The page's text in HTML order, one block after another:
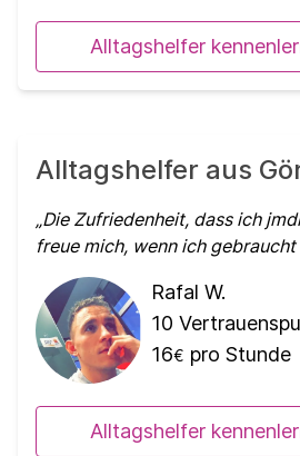
Alltagshelfer
Alltagshelfer aus
Die Zufriedenheit, dass ich
freue mich, wenn ich gebraucht
Rafal W.
10
16€ pro Stunde
Alltagshelfer